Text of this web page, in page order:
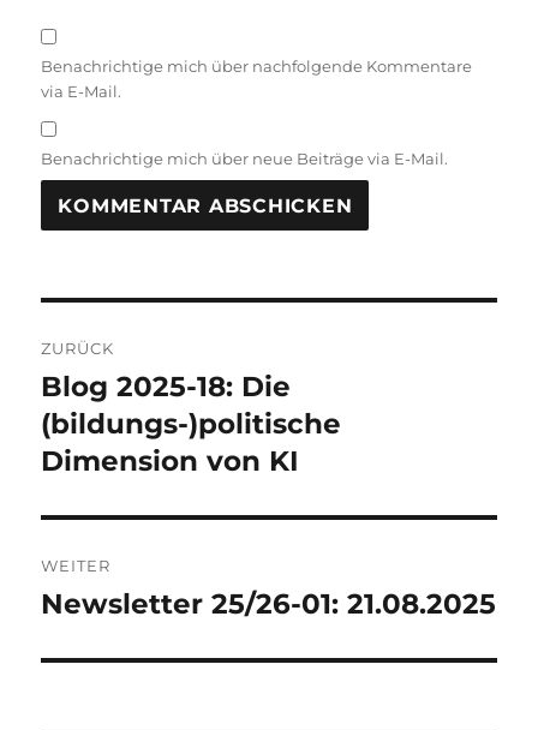
Benachrichtige mich über nachfolgende Kommentare
via E-Mail.
Benachrichtige mich über neue Beiträge via E-Mail.
T
R
A
T
I
V
:
ZURÜCK
Vorheriger
Beitrag:
Blog 2025-18: Die
(bildungs-)politische
Dimension von KI
WEITER
Nächster
Newsletter 25/26-01: 21.08.2025